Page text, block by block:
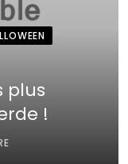
plus
!